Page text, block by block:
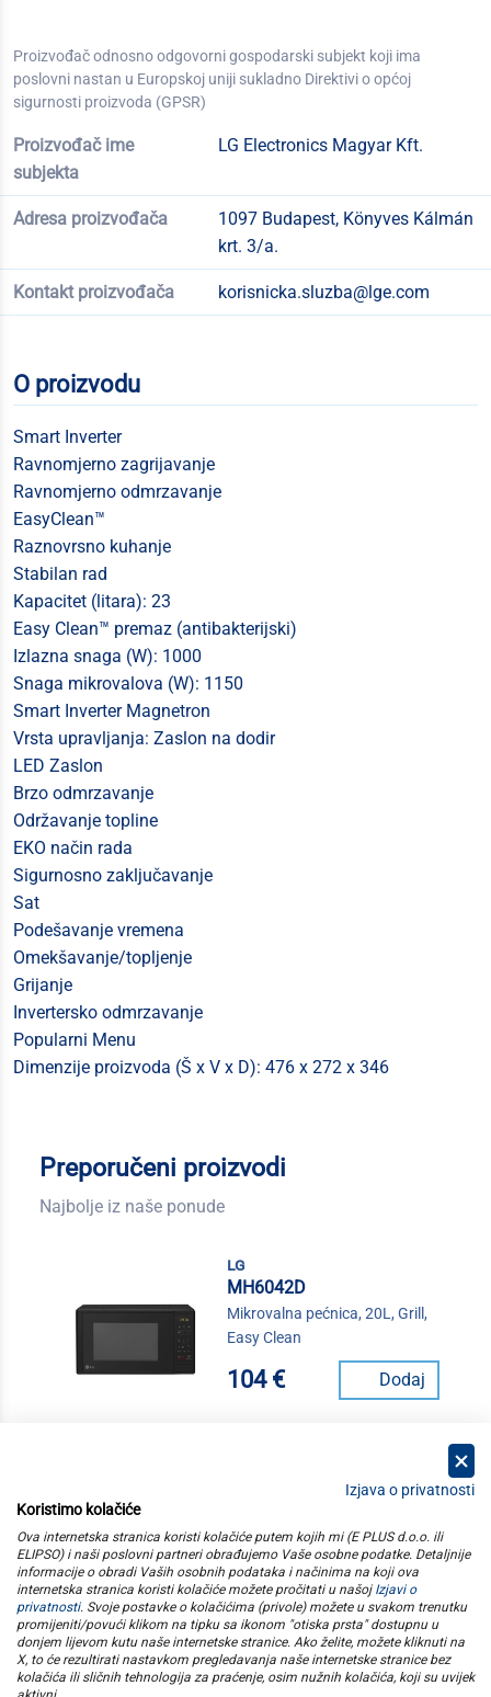
Proizvođač odnosno odgovorni gospodarski subjekt koji ima
poslovni nastan u Europskoj uniji sukladno Direktivi o općoj
sigurnosti proizvoda (GPSR)
Proizvođač ime
subjekta
LG Electronics Magyar Kft.
Adresa proizvođača
1097 Budapest, Könyves Kálmán
krt. 3/a.
Kontakt proizvođača korisnicka.sluzba@lge.com
O proizvodu
Smart Inverter
Ravnomjerno zagrijavanje
Ravnomjerno odmrzavanje
EasyClean™
Raznovrsno kuhanje
Stabilan rad
Kapacitet (litara): 23
Easy Clean™ premaz (antibakterijski)
Izlazna snaga (W): 1000
Snaga mikrovalova (W): 1150
Smart Inverter Magnetron
Vrsta upravljanja: Zaslon na dodir
LED Zaslon
Brzo odmrzavanje
Održavanje topline
EKO način rada
Sigurnosno zaključavanje
Sat
Podešavanje vremena
Omekšavanje/topljenje
Grijanje
Invertersko odmrzavanje
Popularni Menu
Dimenzije proizvoda (Š x V x D): 476 x 272 x 346
Preporučeni proizvodi
Najbolje iz naše ponude
lg
MH6042D
Mikrovalna pećnica, 20L, Grill,
Easy Clean
104 € Dodaj
kategorije
elipso
informacije
pratite nas
Izjava o privatnosti
Koristimo kolačiće
Ova internetska stranica koristi kolačiće putem kojih mi (E PLUS d.o.o. ili
ELIPSO) i naši poslovni partneri obrađujemo Vaše osobne podatke. Detaljnije
informacije o obradi Vaših osobnih podataka i načinima na koji ova
internetska stranica koristi kolačiće možete pročitati u našoj Izjavi o
privatnosti. Svoje postavke o kolačićima (privole) možete u svakom trenutku
promijeniti/povući klikom na tipku sa ikonom "otiska prsta" dostupnu u
donjem lijevom kutu naše internetske stranice. Ako želite, možete kliknuti na
X, to će rezultirati nastavkom pregledavanja naše internetske stranice bez
kolačića ili sličnih tehnologija za praćenje, osim nužnih kolačića, koji su uvijek